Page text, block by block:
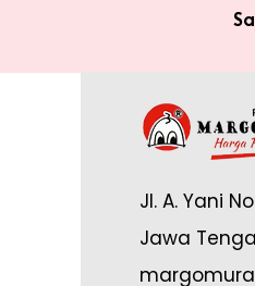
Jl. A. Yani
Jawa